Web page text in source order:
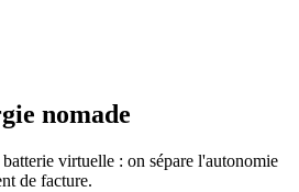
nomade
virtuelle : on sépare l'autonomie
de facture.